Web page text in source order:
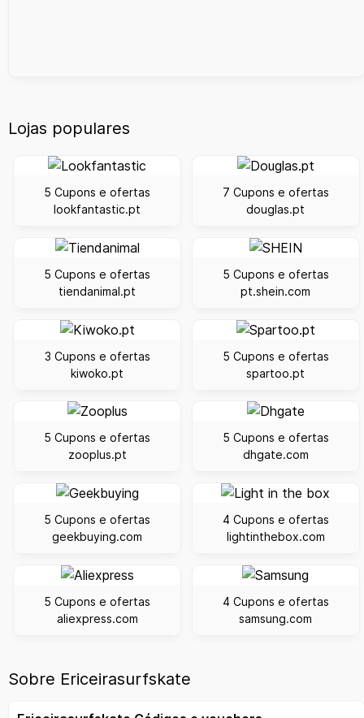
Lojas populares
5 Cupons e ofertas
lookfantastic.pt
7 Cupons e ofertas
douglas.pt
5 Cupons e ofertas
tiendanimal.pt
5 Cupons e ofertas
pt.shein.com
3 Cupons e ofertas
kiwoko.pt
5 Cupons e ofertas
spartoo.pt
5 Cupons e ofertas
zooplus.pt
5 Cupons e ofertas
dhgate.com
5 Cupons e ofertas
geekbuying.com
4 Cupons e ofertas
lightinthebox.com
5 Cupons e ofertas
aliexpress.com
4 Cupons e ofertas
samsung.com
Sobre Ericeirasurfskate